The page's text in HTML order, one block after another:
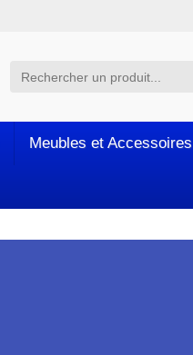
Meubles et Accessoires